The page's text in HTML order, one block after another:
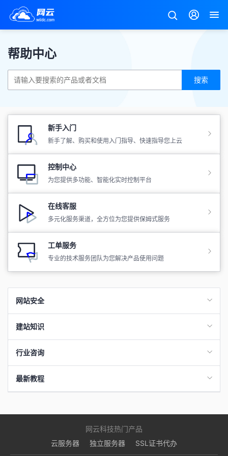
帮助中心
搜索
新手入门
新手了解、购买和使用入门指导、快速指导您上云
控制中心
为您提供多功能、智能化实时控制平台
在线客服
多元化服务渠道，全方位为您提供保姆式服务
工单服务
专业的技术服务团队为您解决产品使用问题
网站安全
建站知识
行业咨询
最新教程
网云科技热门产品
云服务器
独立服务器 SSL证书代办